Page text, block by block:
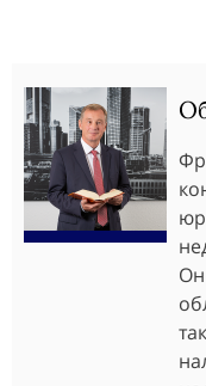
Он